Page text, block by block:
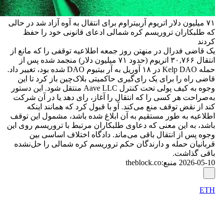
۷۱ میلیون دلار اتریوم آربیتراوم برای انتقال به آوه آزاد شد در حالی
که طلبکاران تروریسم کره شمالی ادعای قانونی خود را حفظ
کردند
یک قاضی فدرال در منهتن روز جمعه اطلاعیه توقفی را که مانع از
انتقال ۳۰,۷۶۶ اتریوم (حدود ۷۱ میلیون دلار) منجمد شده پس از
حمله Kelp DAO در ۱۸ آوریل به آر بیتیوم DAO شده بود، تغییر داد.
قاضی راه را برای یک رای‌گیری حاکمیتی بلاک‌چین باز کرد تا این
وجوه به کیف پولی تحت کنترل Aave LLC منتقل شود. این دستور
به‌صراحت هر کسی را که انتقال را آغاز، رای دهد یا در آن شرکت
کند از نقض توقف منع می‌کند. آو با قبول کرد که همانند اینکه
اطلاعیه به طور مستقیم به آن ابلاغ شده باشد، مشمول این توقف
باشد، به این معنی که دعاوی طلبکاران مرتبط با تروریسم روی این
وجوه پس از انتقال باقی می‌ماند. دادگاه اختلاف اساسی بین
قربانیان حمله و دارندگان حکم تروریسم کره شمالی را حل‌نشده
باقی گذاشت.
2026-05-10 منبع:
theblock.co
ETH